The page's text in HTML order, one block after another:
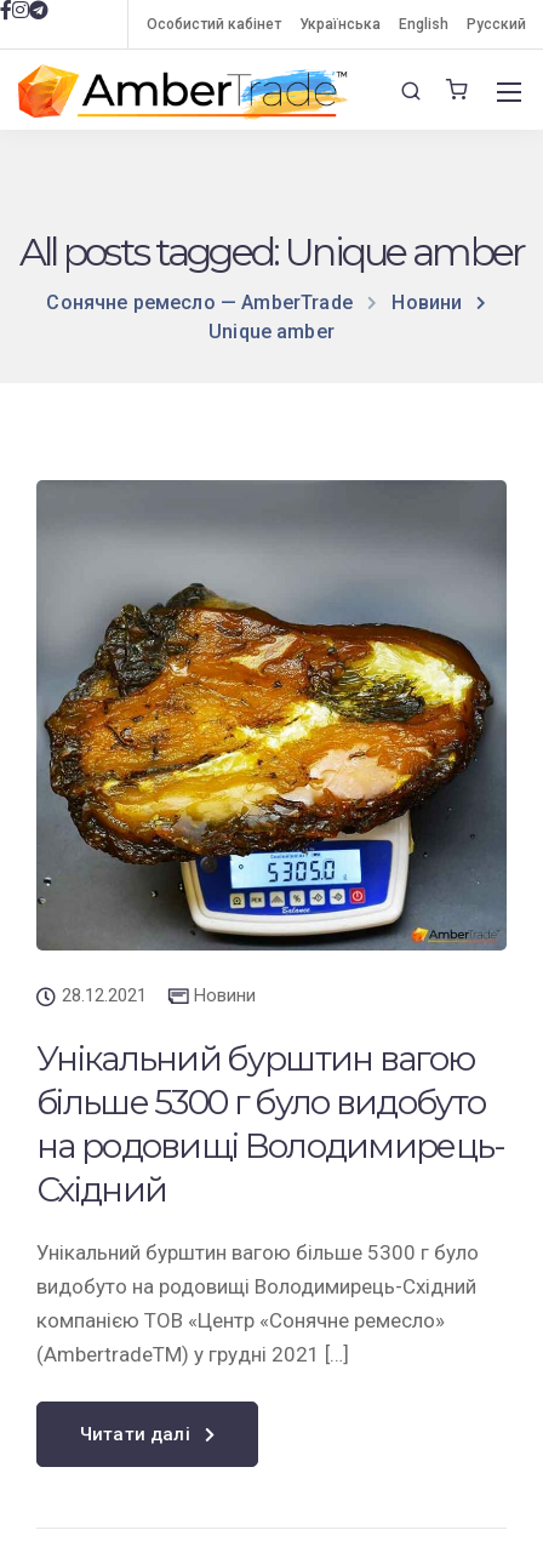
Особистий кабінет Українська English Русский
All posts tagged: Unique amber
Сонячне ремесло — AmberTrade
Новини
Unique amber
28.12.2021 Новини
Унікальний бурштин вагою
більше 5300 г було видобуто
на родовищі Володимирець-
Східний
Унікальний бурштин вагою більше 5300 г було
видобуто на родовищі Володимирець-Східний
компанією ТОВ «Центр «Сонячне ремесло»
(AmbertradeTM) у грудні 2021 […]
Читати далі